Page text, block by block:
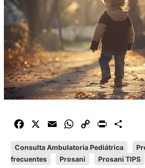
c
e
a
i
W
a
t
C
p
y
i
n
p
Consulta Ambulatoria Pediátrica
frecuentes
Prosani Prosani TIPS